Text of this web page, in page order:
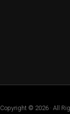
Copyright © 2026 · All